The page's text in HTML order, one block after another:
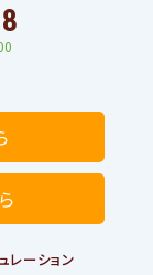
レーション